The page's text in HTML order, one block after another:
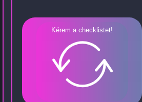
Kérem a checklistet!